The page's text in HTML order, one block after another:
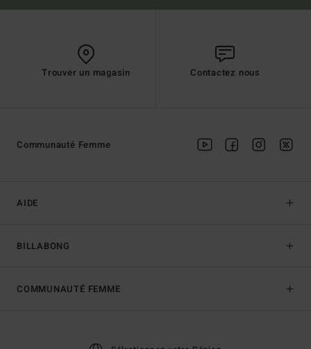
Trouver un magasin Contactez nous
AIDE
BILLABONG
Communauté Femme
COMMUNAUTÉ FEMME